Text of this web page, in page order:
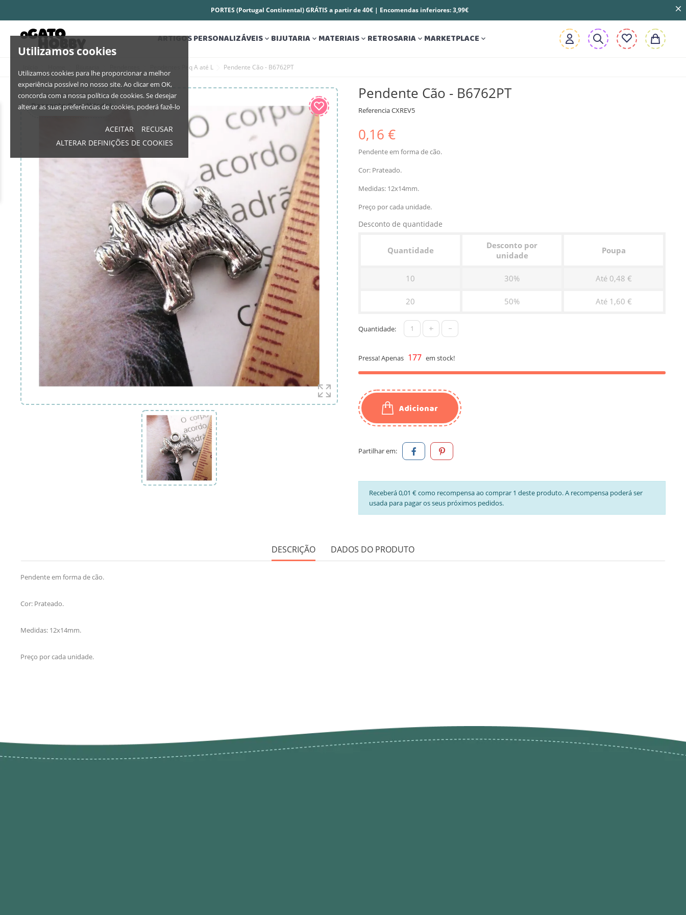
Utilizamos cookies
Utilizamos cookies para lhe proporcionar a melhor
experiência possível no nosso site. Ao clicar em OK,
concorda com a nossa política de cookies. Se desejar
alterar as suas preferências de cookies, poderá fazê-lo
ACEITAR
RECUSAR
ALTERAR DEFINIÇÕES DE COOKIES
PORTES (Portugal Continental) GRÁTIS a partir de 40€ | Encomendas inferiores: 3,99€
ARTIGOS PERSONALIZÁVEIS BIJUTARIA MATERIAIS RETROSARIA MARKETPLACE 
Pendentes Peq A até L Pendente Cão - B6762PT
Desconto Quantidade!
Pendente Cão - B6762PT
ReferenciaCXREV5
0,16 €
Pendente em forma de cão.
Cor: Prateado.
Medidas: 12x14mm.
Preço por cada unidade.
Desconto de quantidade
Quantidade
Desconto por
unidade
Poupa
10 30% Até 0,48 €
20 50% Até 1,60 €
Quantidade: + -
Pressa! Apenas 177 em stock!
Adicionar
Partilhar em:
Receberá 0,01 € como recompensa ao comprar 1 deste produto. A recompensa poderá ser
usada para pagar os seus próximos pedidos.
DESCRIÇÃO DADOS DO PRODUTO
Pendente em forma de cão.
Cor: Prateado.
Medidas: 12x14mm.
Preço por cada unidade.